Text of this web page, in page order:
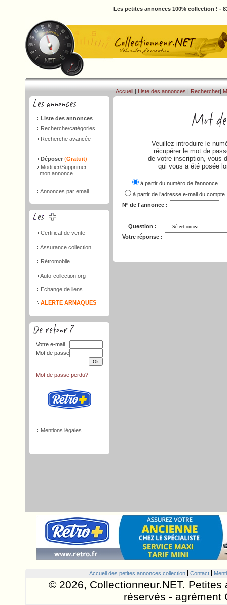
Les petites annonces 100% collection ! -
Liste des annonces
Recherche/catégories
Recherche avancée
Déposer (Gratuit)
Modifier/Supprimer
mon annonce
Annonces par email
Certificat de vente
Assurance collection
Rétromobile
Auto-collection.org
Echange de liens
ALERTE ARNAQUES
Votre e-mail
Mot de passe
Mot de passe perdu?
Mentions légales
Accueil | Liste des annonces | Rechercher|
Veuillez introduire le
récupérer le mot de
de votre inscription, vous
qui vous a été posée
à partir du numéro de l‘annonce
à partir de l’adresse e-mail du compte
Nº de l'annonce :
Question :
Votre réponse :
Accueil des petites annonces collection Contact
© 2026, Collectionneur.NET.
réservés - agrément